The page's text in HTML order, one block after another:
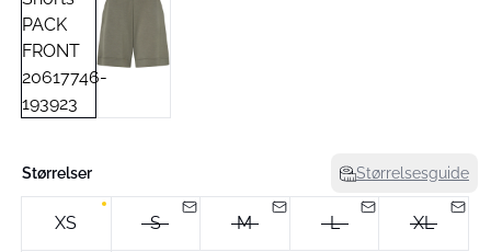
Størrelser Størrelsesguide
XS S M L XL